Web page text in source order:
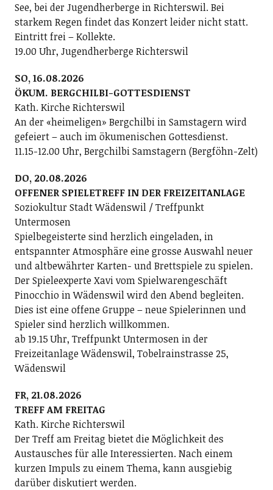
See, bei der Jugendherberge in Richterswil. Bei
starkem Regen findet das Konzert leider nicht statt.
Eintritt frei – Kollekte.
19.00 Uhr, Jugendherberge Richterswil
SO, 16.08.2026
ÖKUM. BERGCHILBI-GOTTESDIENST
Kath. Kirche Richterswil
An der «heimeligen» Bergchilbi in Samstagern wird
gefeiert – auch im ökumenischen Gottesdienst.
11.15-12.00 Uhr, Bergchilbi Samstagern (Bergföhn-Zelt)
DO, 20.08.2026
OFFENER SPIELETREFF IN DER FREIZEITANLAGE
Soziokultur Stadt Wädenswil / Treffpunkt
Untermosen
Spielbegeisterte sind herzlich eingeladen, in
entspannter Atmosphäre eine grosse Auswahl neuer
und altbewährter Karten- und Brettspiele zu spielen.
Der Spieleexperte Xavi vom Spielwarengeschäft
Pinocchio in Wädenswil wird den Abend begleiten.
Dies ist eine offene Gruppe – neue Spielerinnen und
Spieler sind herzlich willkommen.
ab 19.15 Uhr, Treffpunkt Untermosen in der
Freizeitanlage Wädenswil, Tobelrainstrasse 25,
Wädenswil
FR, 21.08.2026
TREFF AM FREITAG
Kath. Kirche Richterswil
Der Treff am Freitag bietet die Möglichkeit des
Austausches für alle Interessierten. Nach einem
kurzen Impuls zu einem Thema, kann ausgiebig
darüber diskutiert werden.